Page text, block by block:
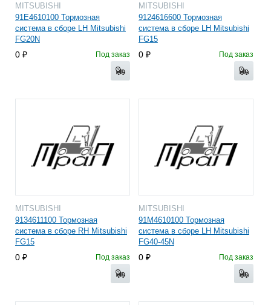
MITSUBISHI
91E4610100 Тормозная
система в сборе LH Mitsubishi
FG20N
0 Под заказ
MITSUBISHI
9124616600 Тормозная
система в сборе LH Mitsubishi
FG15
0 Под заказ
MITSUBISHI
9134611100 Тормозная
система в сборе RH Mitsubishi
FG15
0 Под заказ
MITSUBISHI
91M4610100 Тормозная
система в сборе LH Mitsubishi
FG40-45N
0 Под заказ